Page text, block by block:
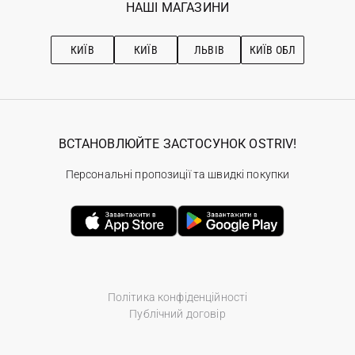
Ostriv Club+
Рекомендації з догляду
НАШІ МАГАЗИНИ
КИЇВ КИЇВ ЛЬВІВ КИЇВ ОБЛ
Політика конфіденційності
Публічний договір
ВСТАНОВЛЮЙТЕ ЗАСТОСУНОК OSTRIV!
Персональні пропозиції та швидкі покупки